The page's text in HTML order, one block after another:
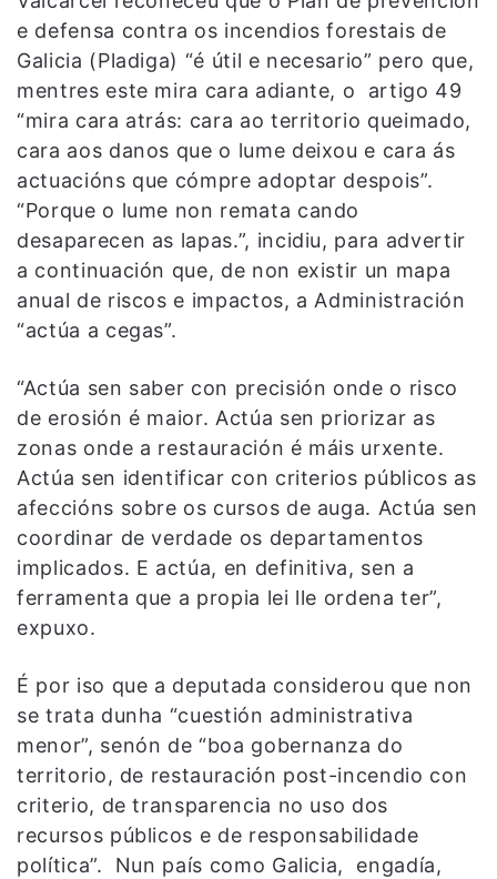
e defensa contra os incendios forestais de
Galicia (Pladiga) “é útil e necesario” pero que,
mentres este mira cara adiante, o artigo 49
“mira cara atrás: cara ao territorio queimado,
cara aos danos que o lume deixou e cara ás
actuacións que cómpre adoptar despois”.
“Porque o lume non remata cando
desaparecen as lapas.”, incidiu, para advertir
a continuación que, de non existir un mapa
anual de riscos e impactos, a Administración
“actúa a cegas”.
“Actúa sen saber con precisión onde o risco
de erosión é maior. Actúa sen priorizar as
zonas onde a restauración é máis urxente.
Actúa sen identificar con criterios públicos as
afeccións sobre os cursos de auga. Actúa sen
coordinar de verdade os departamentos
implicados. E actúa, en definitiva, sen a
ferramenta que a propia lei lle ordena ter”,
expuxo.
É por iso que a deputada considerou que non
se trata dunha “cuestión administrativa
menor”, senón de “boa gobernanza do
territorio, de restauración post-incendio con
criterio, de transparencia no uso dos
recursos públicos e de responsabilidade
política”. Nun país como Galicia, engadía,